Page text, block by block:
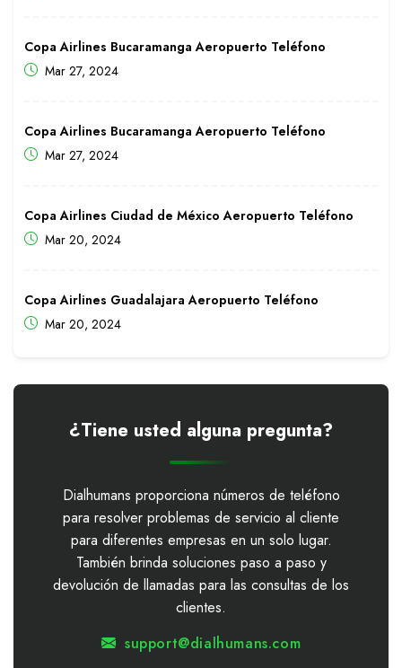
Copa Airlines Bucaramanga Aeropuerto Teléfono
Mar 27, 2024
Copa Airlines Bucaramanga Aeropuerto Teléfono
Mar 27, 2024
Copa Airlines Ciudad de México Aeropuerto Teléfono
Mar 20, 2024
Copa Airlines Guadalajara Aeropuerto Teléfono
Mar 20, 2024
¿Tiene usted alguna pregunta?
Dialhumans proporciona números de teléfono
para resolver problemas de servicio al cliente
para diferentes empresas en un solo lugar.
También brinda soluciones paso a paso y
devolución de llamadas para las consultas de los
clientes.
support@dialhumans.com